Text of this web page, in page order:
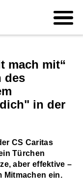
mach mit“
des
in der
CS Caritas
Türchen
aber effektive –
Mitmachen ein.